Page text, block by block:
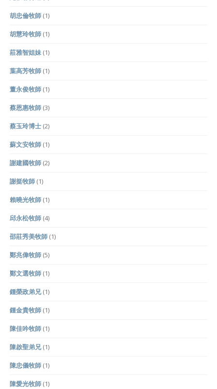
胡忠倫牧師 (1)
胡慧玲牧師 (1)
莊雅智姐妹 (1)
葉高芳牧師 (1)
董永俊牧師 (1)
蔡恩惠牧師 (3)
蔡玉玲博士 (2)
蘇文安牧師 (1)
謝建國牧師 (2)
謝挺牧師 (1)
賴曉光牧師 (1)
邱永松牧師 (4)
邵莊秀美牧師 (1)
鄭兆偉牧師 (5)
鄭文選牧師 (1)
鍾榮政弟兄(1)
鍾金貴牧師 (1)
陳佳吟牧師 (1)
陳啟聖弟兄(1)
陳忠儀牧師 (1)
陳愛光牧師 (1)